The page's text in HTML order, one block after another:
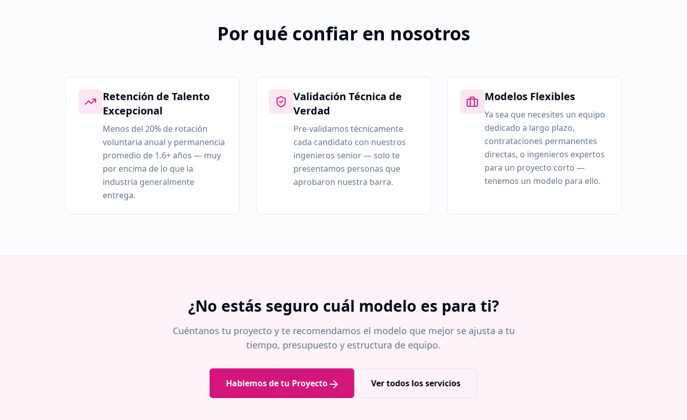
Por qué confiar en nosotros
Retención de Talento
Excepcional
Menos del 20% de rotación
voluntaria anual y permanencia
promedio de 1.6+ años — muy
por encima de lo que la
industria generalmente
entrega.
Validación Técnica de
Verdad
Pre-validamos técnicamente
cada candidato con nuestros
ingenieros senior — solo te
presentamos personas que
aprobaron nuestra barra.
Modelos Flexibles
Ya sea que necesites un equipo
dedicado a largo plazo,
contrataciones permanentes
directas, o ingenieros expertos
para un proyecto corto —
tenemos un modelo para ello.
¿No estás seguro cuál modelo es para ti?
Cuéntanos tu proyecto y te recomendamos el modelo que mejor se ajusta a tu
tiempo, presupuesto y estructura de equipo.
Hablemos de tu Proyecto Ver todos los servicios